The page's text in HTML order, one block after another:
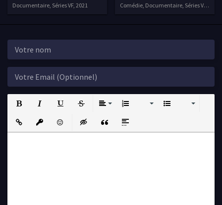
Documentaire, Séries VF, 2021 Comédie, Documentaire, Séries
Strikethrough
Insert LinkInsert protected link
EmoticonsInsert hidden text
Insert QuoteInsert spoiler